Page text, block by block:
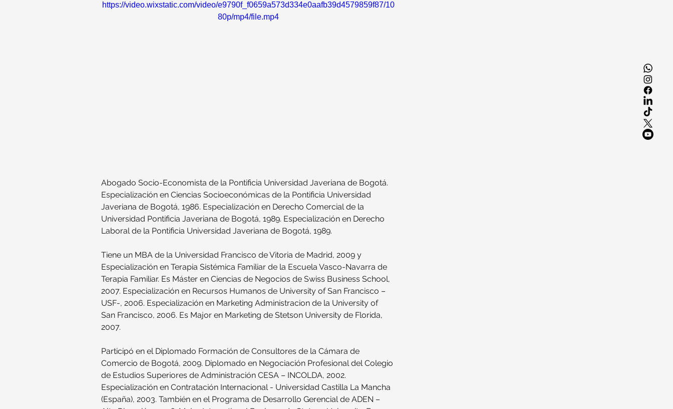
https://video.wixstatic.com/video/e9790f_f0659a573d334e0aafb39d4579859f87/10
80p/mp4/file.mp4
Abogado Socio-Economista de la Pontificia Universidad Javeriana de Bogotá.
Especialización en Ciencias Socioeconómicas de la Pontificia Universidad
Javeriana de Bogotá, 1986. Especialización en Derecho Comercial de la
Universidad Pontificia Javeriana de Bogotá, 1989. Especialización en Derecho
Laboral de la Pontificia Universidad Javeriana de Bogotá, 1989.
Tiene un MBA de la Universidad Francisco de Vitoria de Madrid, 2009 y
Especialización en Terapia Sistémica Familiar de la Escuela Vasco-Navarra de
Terapia Familiar. Es Máster en Ciencias de Negocios de Swiss Business School,
2007. Especialización en Recursos Humanos de University of San Francisco –
USF-, 2006. Especialización en Marketing Administracion de la University of
San Francisco, 2006. Es Major en Marketing de Stetson University de Florida,
2007.
Participó en el Diplomado Formación de Consultores de la Cámara de
Comercio de Bogotá, 2009. Diplomado en Negociación Profesional del Colegio
de Estudios Superiores de Administración CESA – INCOLDA, 2002.
Especialización en Contratación Internacional - Universidad Castilla La Mancha
(España), 2003. También en el Programa de Desarrollo Gerencial de ADEN –